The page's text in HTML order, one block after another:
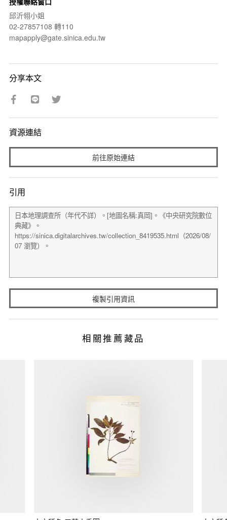
邱沂翎小姐
02-27857108 轉110
mapapply@gate.sinica.edu.tw
分享本文
資源連結
前往原始連結
引用
複製引用資訊
相關推薦藏品